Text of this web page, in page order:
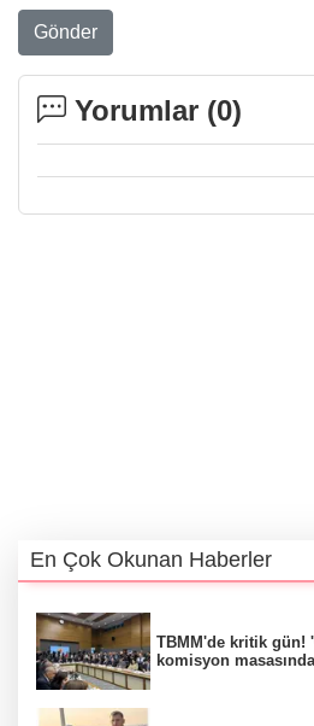
Gönder
Yorumlar (0)
En Çok Okunan Haberler
TBMM'de kritik gün!
komisyon